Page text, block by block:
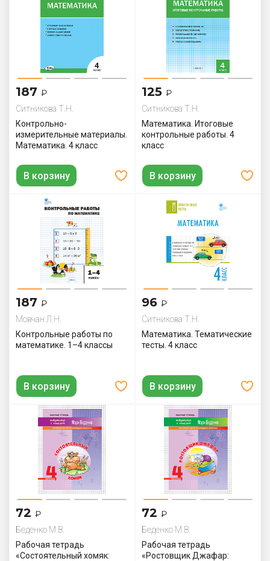
187 ₽
Ситникова Т.Н.
Контрольно-
измерительные материалы.
Математика. 4 класс
В корзину
125 ₽
Ситникова Т.Н.
Математика. Итоговые
контрольные работы. 4
класс
В корзину
187 ₽
Мовчан Л.Н.
Контрольные работы по
математике. 1–4 классы
В корзину
96 ₽
Ситникова Т.Н.
Математика. Тематические
тесты. 4 класс
В корзину
72 ₽
Беденко М.В.
Рабочая тетрадь
«Состоятельный хомяк:
72 ₽
Беденко М.В.
Рабочая тетрадь
«Ростовщик Джафар: